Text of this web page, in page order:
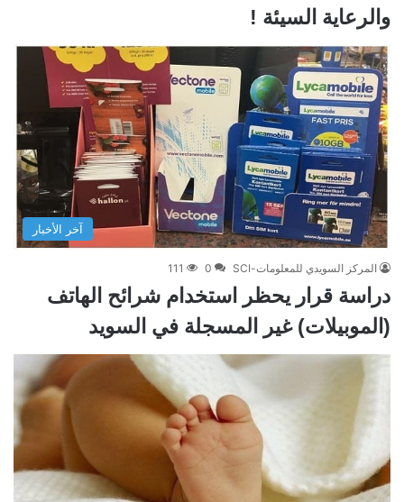
والرعاية السيئة !
آخر الأخبار
المركز السويدي للمعلومات-SCI 0
111
دراسة قرار يحظر استخدام شرائح الهاتف
(الموبيلات) غير المسجلة في السويد